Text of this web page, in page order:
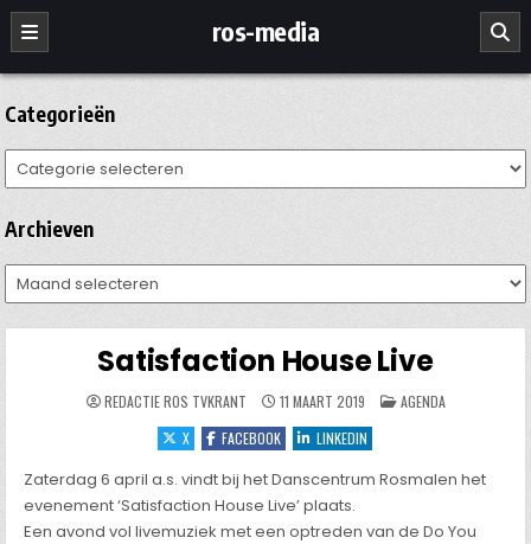
Ga
naar
de
inhoud
ros-media
Categorieën
Categorieën
Archieven
Archieven
Satisfaction House Live
REDACTIE ROS TVKRANT 11 MAART 2019 GEPLAATST
IN
AGENDA
X
FACEBOOK LINKEDIN
Zaterdag 6 april a.s. vindt bij het Danscentrum Rosmalen het
evenement ‘Satisfaction House Live’ plaats.
Een avond vol livemuziek met een optreden van de Do You